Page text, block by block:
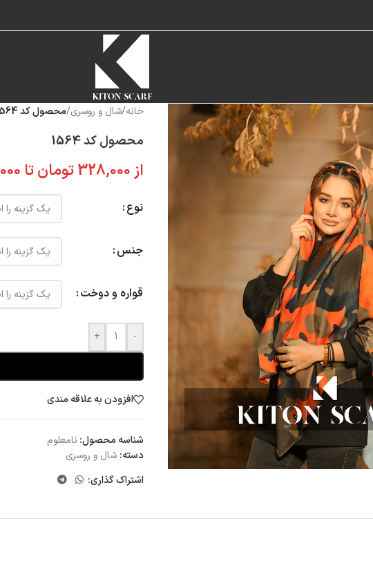
خانه/شال و روسری/محصول کد 1564
محصول کد 1564
از328,000تومانتا
نوع
جنس
قواره و دوخت
-
+
افزودن به علاقه مندی
شناسه محصول: نامعلوم
دسته: شال و روسری
اشتراک گذاری: